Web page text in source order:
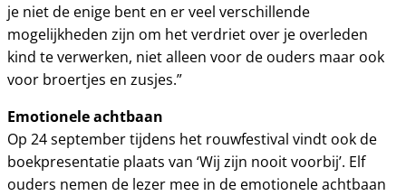
je niet de enige bent en er veel verschillende
mogelijkheden zijn om het verdriet over je overleden
kind te verwerken, niet alleen voor de ouders maar ook
voor broertjes en zusjes.”
Emotionele achtbaan
Op 24 september tijdens het rouwfestival vindt ook de
boekpresentatie plaats van ‘Wij zijn nooit voorbij’. Elf
ouders nemen de lezer mee in de emotionele achtbaan